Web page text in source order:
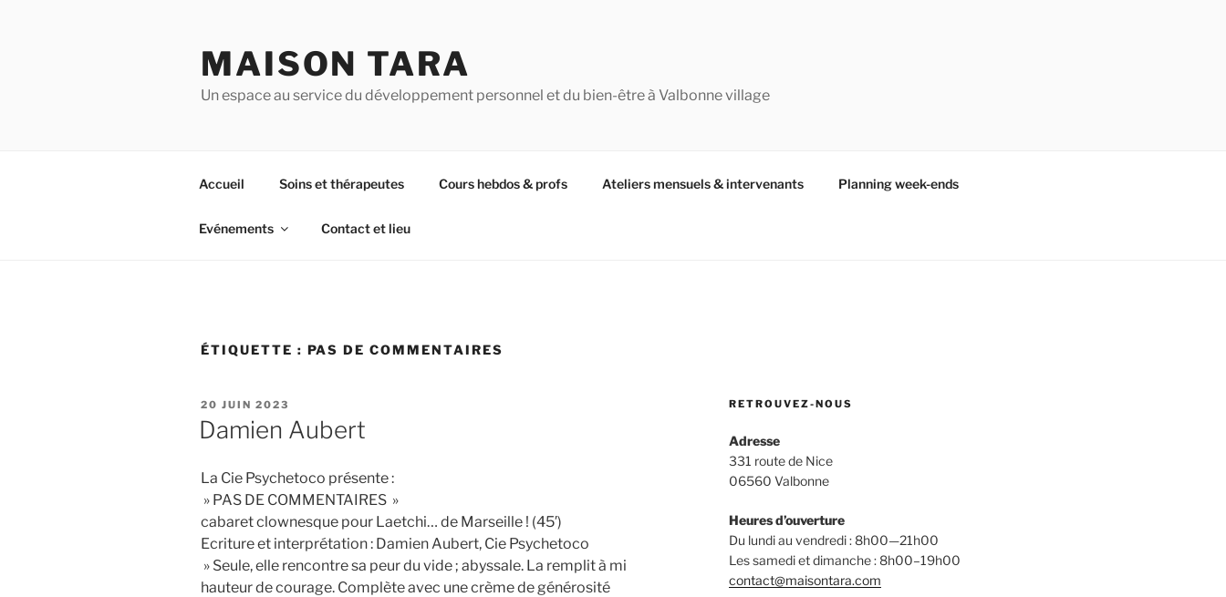
MAISON TARA
Un espace au service du développement personnel et du bien-être à Valbonne village
Accueil Soins et thérapeutes Cours hebdos & profs Ateliers mensuels & intervenants Planning week-ends
Evénements Contact et lieu
ÉTIQUETTE : PAS DE COMMENTAIRES
PUBLIÉ
LE
20 JUIN 2023
Damien Aubert
La Cie Psychetoco présente :
» PAS DE COMMENTAIRES »
cabaret clownesque pour Laetchi… de Marseille ! (45′)
Ecriture et interprétation : Damien Aubert, Cie Psychetoco
» Seule, elle rencontre sa peur du vide ; abyssale. La remplit à mi
hauteur de courage. Complète avec une crème de générosité
RETROUVEZ-NOUS
Adresse
331 route de Nice
06560 Valbonne
Heures d’ouverture
Du lundi au vendredi : 8h00—21h00
Les samedi et dimanche : 8h00–19h00
contact@maisontara.com